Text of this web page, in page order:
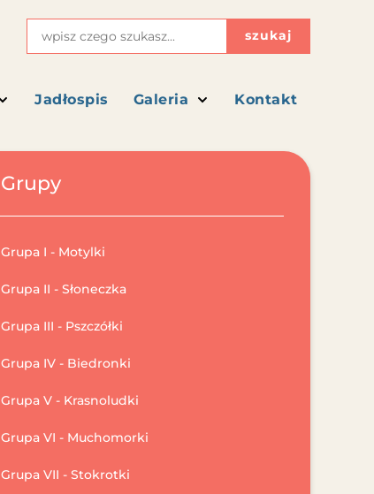
szukaj
Jadłospis Galeria Kontakt
Grupy
Grupa I - Motylki
Grupa II - Słoneczka
Grupa III - Pszczółki
Grupa IV - Biedronki
Grupa V - Krasnoludki
Grupa VI - Muchomorki
Grupa VII - Stokrotki